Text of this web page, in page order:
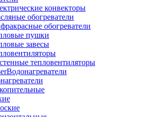
конвекторы
обогреватели
обогреватели
пушки
завесы
тепловентиляторы
Водонагреватели